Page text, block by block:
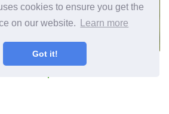
cookies to ensure you get the
on our website.
Learn more
Got it!
planta flores